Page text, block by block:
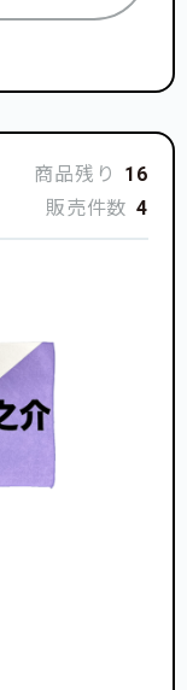
商品残り
16
販売件数 4